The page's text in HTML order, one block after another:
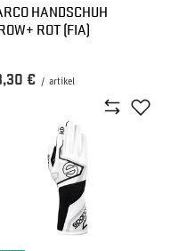
HANDSCHUH
ROT (FIA)
€ / artikel